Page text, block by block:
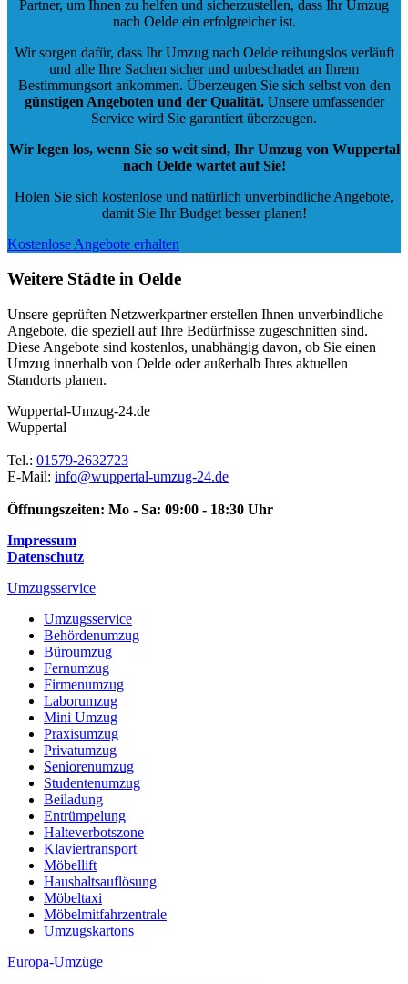
Partner, um Ihnen zu helfen und sicherzustellen, dass Ihr Umzug
nach Oelde ein erfolgreicher ist.
Wir sorgen dafür, dass Ihr Umzug nach Oelde reibungslos verläuft
und alle Ihre Sachen sicher und unbeschadet an Ihrem
Bestimmungsort ankommen. Überzeugen Sie sich selbst von den
günstigen Angeboten und der Qualität.Unsere umfassender
Service wird Sie garantiert überzeugen.
Wir legen los, wenn Sie so weit sind, Ihr Umzug von Wuppertal
nach Oelde wartet auf Sie!
Holen Sie sich kostenlose und natürlich unverbindliche Angebote,
damit Sie Ihr Budget besser planen!
Kostenlose Angebote erhalten
Weitere Städte in Oelde
Unsere geprüften Netzwerkpartner erstellen Ihnen unverbindliche
Angebote, die speziell auf Ihre Bedürfnisse zugeschnitten sind.
Diese Angebote sind kostenlos, unabhängig davon, ob Sie einen
Umzug innerhalb von Oelde oder außerhalb Ihres aktuellen
Standorts planen.
Wuppertal-Umzug-24.de
Wuppertal
Tel.: 01579-2632723
E-Mail: info@wuppertal-umzug-24.de
Öffnungszeiten: Mo - Sa: 09:00 - 18:30 Uhr
Impressum
Datenschutz
Umzugsservice
Umzugsservice
Behördenumzug
Büroumzug
Fernumzug
Firmenumzug
Laborumzug
Mini Umzug
Praxisumzug
Privatumzug
Seniorenumzug
Studentenumzug
Beiladung
Entrümpelung
Halteverbotszone
Klaviertransport
Möbellift
Haushaltsauflösung
Möbeltaxi
Möbelmitfahrzentrale
Umzugskartons
Europa-Umzüge